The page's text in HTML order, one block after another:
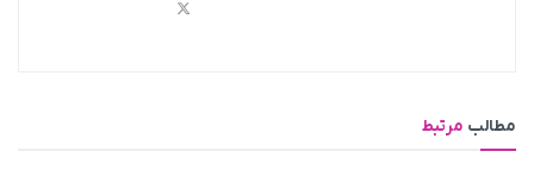
مطالب مرتبط